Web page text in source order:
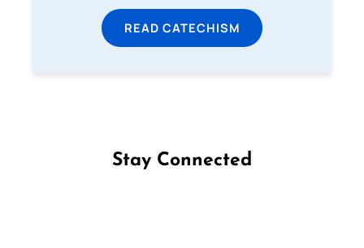
READ CATECHISM
Stay Connected